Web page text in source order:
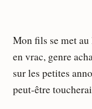
Mon fils se met au
en vrac, genre
sur les petites
peut-être